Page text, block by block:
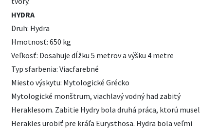
HYDRA
Druh: Hydra
Hmotnosť: 650 kg
Veľkosť: Dosahuje dĺžku 5 metrov a výšku 4 metre
Typ sfarbenia: Viacfarebné
Miesto výskytu: Mytologické Grécko
Mytologické monštrum, viachlavý vodný had zabitý
Heraklesom. Zabitie Hydry bola druhá práca, ktorú musel
Herakles urobiť pre kráľa Eurysthosa. Hydra bola veľmi